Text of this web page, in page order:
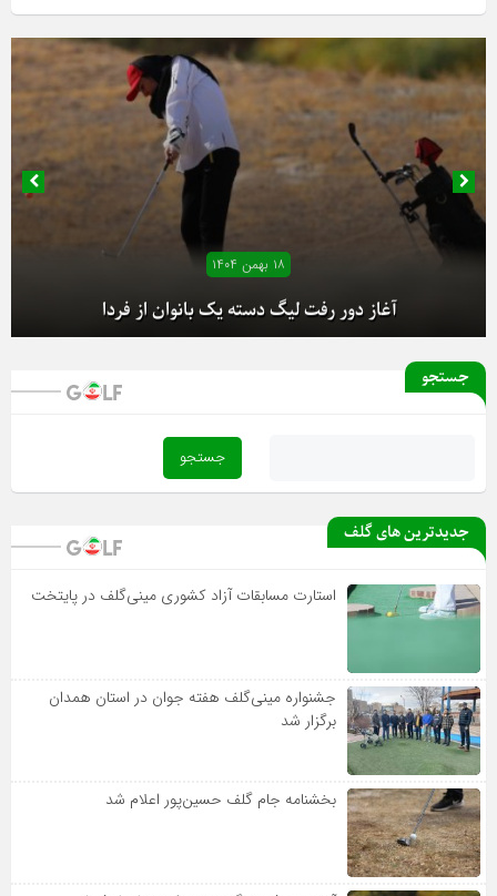
۱۸ بهمن ۱۴۰۴
آغاز دور رفت لیگ دسته یک بانوان از فردا
جستجو
جدیدترین های گلف
استارت مسابقات آزاد کشوری مینی‌گلف در پایتخت
جشنواره مینی‌گلف هفته جوان در استان همدان
برگزار شد
بخشنامه جام گلف حسین‌پور اعلام شد